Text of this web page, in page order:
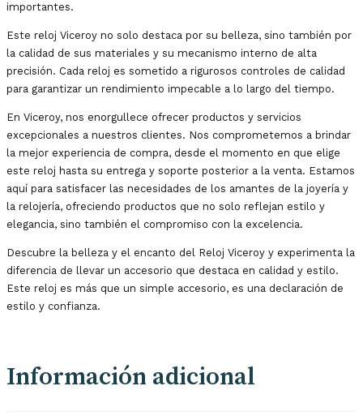
importantes.
Este reloj Viceroy no solo destaca por su belleza, sino también por
la calidad de sus materiales y su mecanismo interno de alta
precisión. Cada reloj es sometido a rigurosos controles de calidad
para garantizar un rendimiento impecable a lo largo del tiempo.
En Viceroy, nos enorgullece ofrecer productos y servicios
excepcionales a nuestros clientes. Nos comprometemos a brindar
la mejor experiencia de compra, desde el momento en que elige
este reloj hasta su entrega y soporte posterior a la venta. Estamos
aquí para satisfacer las necesidades de los amantes de la joyería y
la relojería, ofreciendo productos que no solo reflejan estilo y
elegancia, sino también el compromiso con la excelencia.
Descubre la belleza y el encanto del Reloj Viceroy y experimenta la
diferencia de llevar un accesorio que destaca en calidad y estilo.
Este reloj es más que un simple accesorio, es una declaración de
estilo y confianza.
Información adicional